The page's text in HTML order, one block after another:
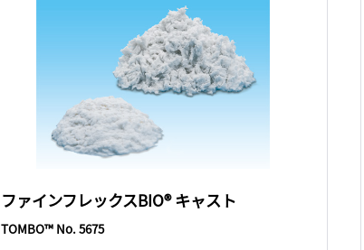
ファインフレックスBIO® キャスト
TOMBO™ No. 5675